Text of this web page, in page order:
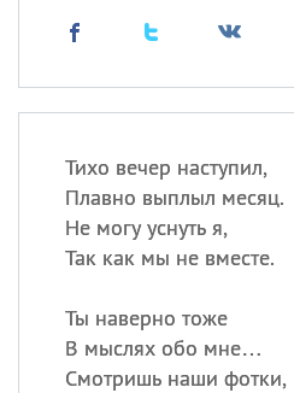
Тихо вечер наступил,
Плавно выплыл месяц.
Не могу уснуть я,
Так как мы не вместе.
Ты наверно тоже
В мыслях обо мне…
Смотришь наши фотки,